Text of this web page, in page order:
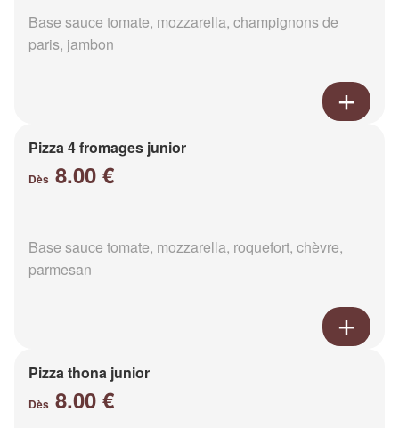
Base sauce tomate, mozzarella, champignons de
paris, jambon
Pizza 4 fromages junior
Dès 8.00 €
Base sauce tomate, mozzarella, roquefort, chèvre,
parmesan
Pizza thona junior
Dès 8.00 €